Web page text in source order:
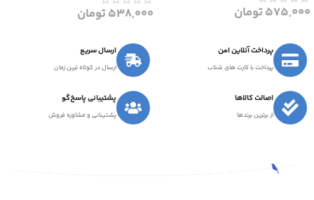
575,000تومان 538,000تومان
پرداخت آنلاین امن
پرداخت با کارت های شتاب
ارسال سریع
ارسال در کوتاه ترین زمان
اصالت کالاها
از برترین برندها
پشتیبانی پاسخ‌گو
پشتیبانی و مشاوره فروش